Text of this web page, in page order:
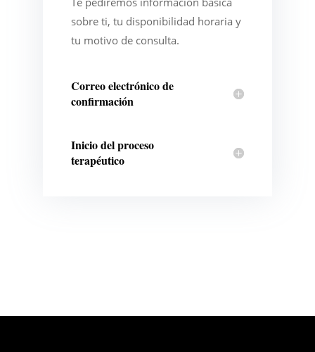
sobre ti, tu disponibilidad horaria y
tu motivo de consulta.
Correo electrónico de
confirmación
Inicio del proceso
terapéutico